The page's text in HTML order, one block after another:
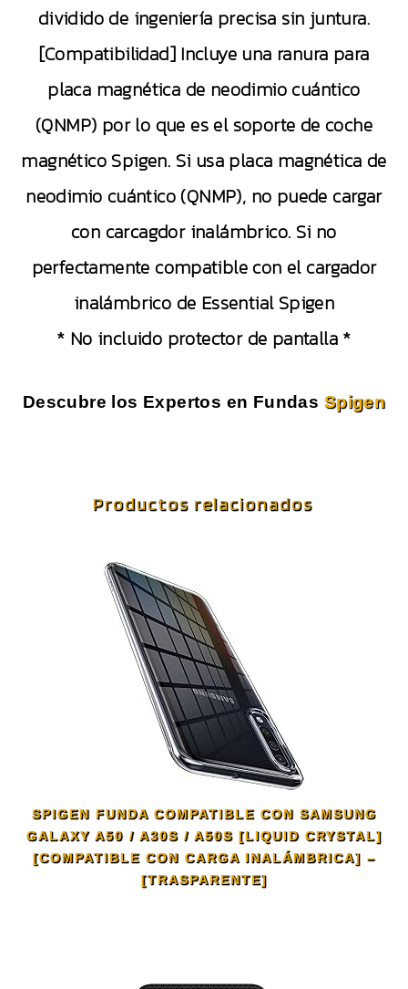
dividido de ingeniería precisa sin juntura.
[Compatibilidad] Incluye una ranura para
placa magnética de neodimio cuántico
(QNMP) por lo que es el soporte de coche
magnético Spigen. Si usa placa magnética de
neodimio cuántico (QNMP), no puede cargar
con carcagdor inalámbrico. Si no
perfectamente compatible con el cargador
inalámbrico de Essential Spigen
* No incluido protector de pantalla *
Descubre los Expertos en Fundas Spigen
Productos relacionados
SPIGEN FUNDA COMPATIBLE CON SAMSUNG
GALAXY A50 / A30S / A50S [LIQUID CRYSTAL]
[COMPATIBLE CON CARGA INALÁMBRICA] –
[TRASPARENTE]